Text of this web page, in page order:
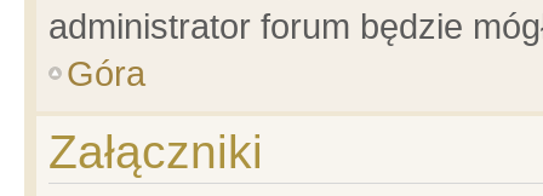
administrator forum będzie
Góra
Załączniki